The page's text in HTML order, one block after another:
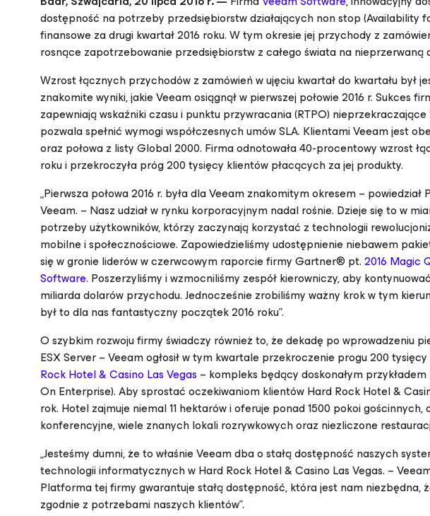
dostępność na potrzeby przedsiębiorstw działających non stop (Availability
finansowe za drugi kwartał 2016 roku. W tym okresie jej przychody z
rosnące zapotrzebowanie przedsiębiorstw z całego świata na nieprzerwaną
Wzrost łącznych przychodów z zamówień w ujęciu kwartał do kwartału był
znakomite wyniki, jakie Veeam osiągnął w pierwszej połowie 2016 r. Sukces
zapewniają wskaźniki czasu i punktu przywracania (RTPO)
pozwala spełnić wymogi współczesnych umów SLA. Klientami Veeam jest
oraz połowa z listy Global 2000. Firma odnotowała 40-procentowy wzrost
roku i przekroczyła próg 200 tysięcy klientów płacących za jej produkty.
„Pierwsza połowa 2016 r. była dla Veeam znakomitym okresem –
Veeam. – Nasz udział w rynku korporacyjnym nadal rośnie. Dzieje się to w
potrzeby użytkowników, którzy zaczynają korzystać z technologii
mobilne i społecznościowe. Zapowiedzieliśmy udostępnienie niebawem
się w gronie liderów w czerwcowym raporcie firmy Gartner® pt.2016 Magic
Software. Poszerzyliśmy i wzmocniliśmy zespół kierowniczy, aby
miliarda dolarów przychodu. Jednocześnie zrobiliśmy ważny krok w tym
był to dla nas fantastyczny początek 2016 roku”.
O szybkim rozwoju firmy świadczy również to, że dekadę po wprowadzeniu
ESX Server – Veeam ogłosił w tym kwartale przekroczenie progu 200
Rock Hotel & Casino Las Vegas – kompleks będący doskonałym
On Enterprise). Aby sprostać oczekiwaniom klientów Hard Rock Hotel &
rok. Hotel zajmuje niemal 11 hektarów i oferuje ponad 1500 pokoi
konferencyjne, wiele znanych lokali rozrywkowych oraz niezliczone
„Jesteśmy dumni, że to właśnie Veeam dba o stałą dostępność naszych
technologii informatycznych w Hard Rock Hotel & Casino Las Vegas. –
Platforma tej firmy gwarantuje stałą dostępność, która jest nam niezbędna,
zgodnie z potrzebami naszych klientów”.